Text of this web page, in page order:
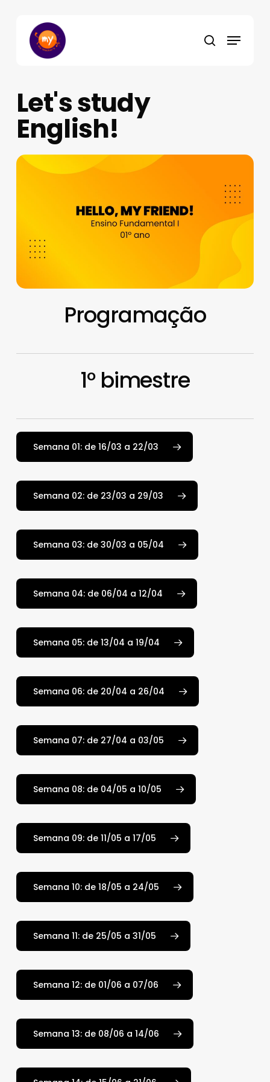
content
search
Menu
Let's study
English!
Programação
1º bimestre
Semana 01: de 16/03 a 22/03
Semana 02: de 23/03 a 29/03
Semana 03: de 30/03 a 05/04
Semana 04: de 06/04 a 12/04
Semana 05: de 13/04 a 19/04
Semana 06: de 20/04 a 26/04
Semana 07: de 27/04 a 03/05
Semana 08: de 04/05 a 10/05
Semana 09: de 11/05 a 17/05
Semana 10: de 18/05 a 24/05
Semana 11: de 25/05 a 31/05
Semana 12: de 01/06 a 07/06
Semana 13: de 08/06 a 14/06